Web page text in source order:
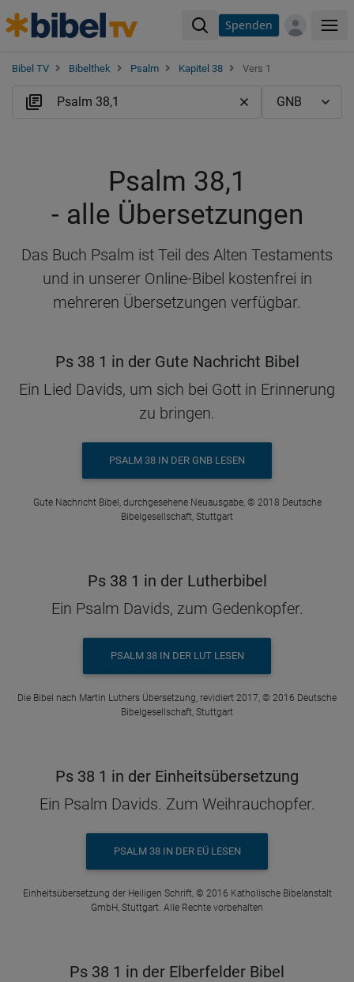
Spenden
Bibel TV Bibelthek Psalm Kapitel 38 Vers 1
Psalm 38,1
- alle Übersetzungen
Das Buch Psalm ist Teil des Alten Testaments
und in unserer Online-Bibel kostenfrei in
mehreren Übersetzungen verfügbar.
Ps 38 1 in der Gute Nachricht Bibel
Ein Lied Davids, um sich bei Gott in Erinnerung
zu bringen.
PSALM 38 IN DER GNB LESEN
Gute Nachricht Bibel, durchgesehene Neuausgabe, © 2018 Deutsche
Bibelgesellschaft, Stuttgart
Ps 38 1 in der Lutherbibel
Ein Psalm Davids, zum Gedenkopfer.
PSALM 38 IN DER LUT LESEN
Die Bibel nach Martin Luthers Übersetzung, revidiert 2017, © 2016 Deutsche
Bibelgesellschaft, Stuttgart
Ps 38 1 in der Einheitsübersetzung
Ein Psalm Davids. Zum Weihrauchopfer.
PSALM 38 IN DER EÜ LESEN
Einheitsübersetzung der Heiligen Schrift, © 2016 Katholische Bibelanstalt
GmbH, Stuttgart. Alle Rechte vorbehalten
Ps 38 1 in der Elberfelder Bibel